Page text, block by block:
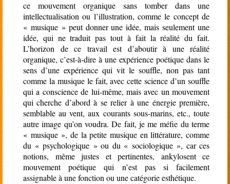
ce mouvement organique sans tomber dans une
intellectualisation ou l’illustration, comme le concept de
« musique » peut donner une idée, mais seulement une
idée, qui ne traduit pas tout à fait la réalité du fait.
L’horizon de ce travail est d’aboutir à une réalité
organique, c’est-à-dire à une expérience poétique dans le
sens d’une expérience qui vit le souffle, non pas tant
comme la musique le fait, avec cette science d’un souffle
qui a conscience de lui-même, mais avec un mouvement
qui cherche d’abord à se relier à une énergie première,
semblable au vent, aux courants sous-marins, etc., toute
autre image qu’on voudra. De fait, je me méfie du terme
« musique », de la petite musique en littérature, comme
du « psychologique » ou du « sociologique », car ces
notions, même justes et pertinentes, ankylosent ce
mouvement poétique qui n’est pas si facilement
assignable à une fonction ou une catégorie esthétique.